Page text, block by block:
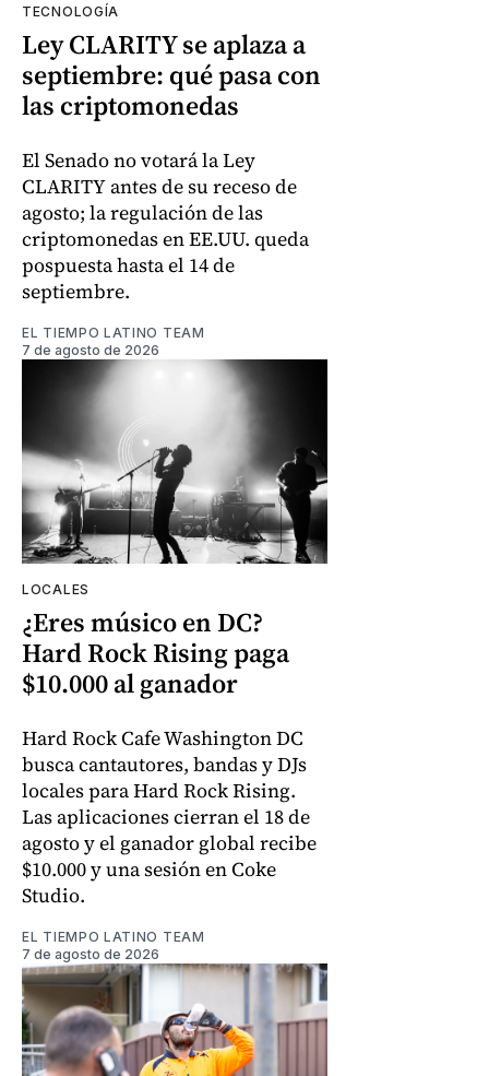
TECNOLOGÍA
Ley CLARITY se aplaza a
septiembre: qué pasa con
las criptomonedas
El Senado no votará la Ley
CLARITY antes de su receso de
agosto; la regulación de las
criptomonedas en EE.UU. queda
pospuesta hasta el 14 de
septiembre.
EL TIEMPO LATINO TEAM
7 de agosto de 2026
LOCALES
¿Eres músico en DC?
Hard Rock Rising paga
$10.000 al ganador
Hard Rock Cafe Washington DC
busca cantautores, bandas y DJs
locales para Hard Rock Rising.
Las aplicaciones cierran el 18 de
agosto y el ganador global recibe
$10.000 y una sesión en Coke
Studio.
EL TIEMPO LATINO TEAM
7 de agosto de 2026